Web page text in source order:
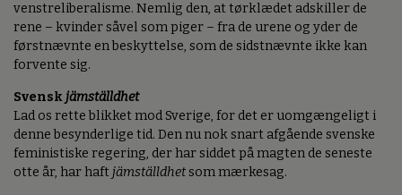
venstreliberalisme. Nemlig den, at tørklædet adskiller de
rene – kvinder såvel som piger – fra de urene og yder de
førstnævnte en beskyttelse, som de sidstnævnte ikke kan
forvente sig.
Svensk jämställdhet
Lad os rette blikket mod Sverige, for det er uomgængeligt i
denne besynderlige tid. Den nu nok snart afgående svenske
feministiske regering, der har siddet på magten de seneste
otte år, har haft jämställdhet som mærkesag.